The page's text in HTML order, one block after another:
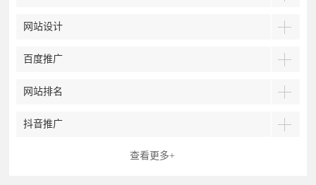
网站设计
百度推广
网站排名
抖音推广
查看更多+